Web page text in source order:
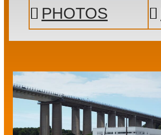
PHOTOS
Next